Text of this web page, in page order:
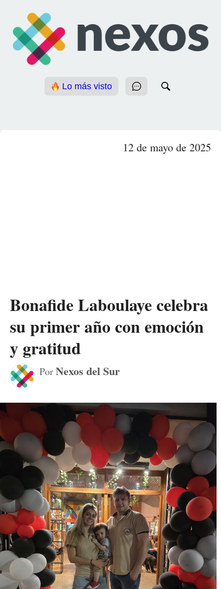
Lo más visto
12 de mayo de 2025
Bonafide Laboulaye celebra
su primer año con emoción
y gratitud
PorNexos del Sur